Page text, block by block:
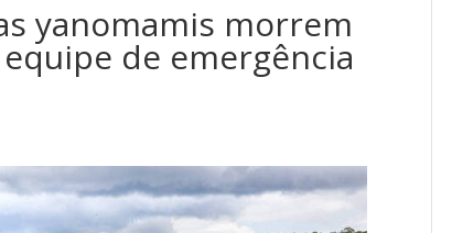
yanomamis morrem
de emergência